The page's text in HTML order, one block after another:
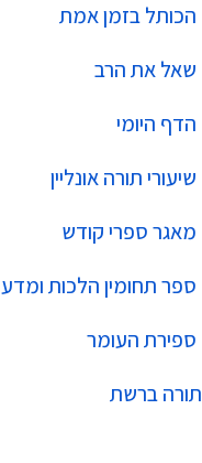
הכותל בזמן אמת
שאל את הרב
הדף היומי
שיעורי תורה אונליין
מאגר ספרי קודש
ספר תחומין הלכות ומדע
ספירת העומר
תורה ברשת